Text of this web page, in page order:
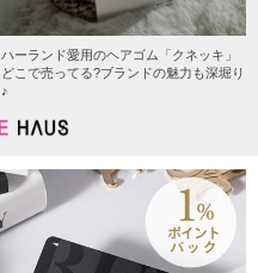
ハーランド愛用のヘアゴム「クネッキ」
どこで売ってる?ブランドの魅力も深堀り
♪